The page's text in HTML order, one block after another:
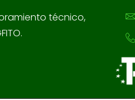
técnico,